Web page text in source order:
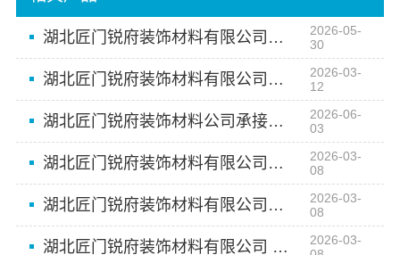
湖北匠门锐府装饰材料有限公司——湖北全屋定制公司之选
2026-05-
30
湖北匠门锐府装饰材料有限公司：高端定制 让家更有格调
2026-03-
12
湖北匠门锐府装饰材料公司承接同城家装新中式施工
2026-06-
03
湖北匠门锐府装饰材料有限公司：打造空间高端定制的智造典范
2026-03-
08
湖北匠门锐府装饰材料有限公司：匠心智造 从工厂到高端定制
2026-03-
08
湖北匠门锐府装饰材料有限公司 空间高端定制 艺术生活
2026-03-